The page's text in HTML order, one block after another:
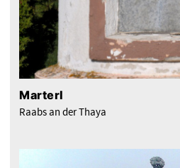
Marterl
Raabs an der Thaya